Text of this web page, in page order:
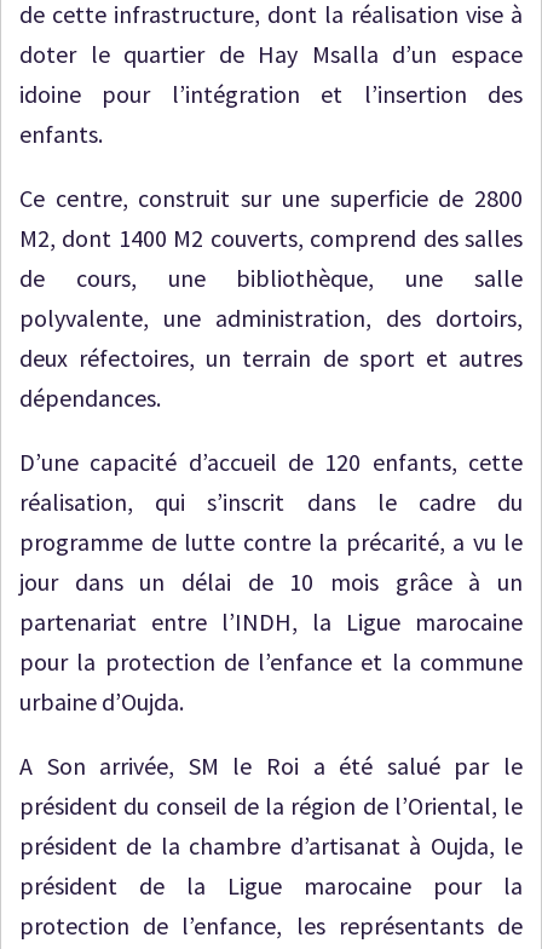
de cette infrastructure, dont la réalisation vise à
doter le quartier de Hay Msalla d’un espace
idoine pour l’intégration et l’insertion des
enfants.
Ce centre, construit sur une superficie de 2800
M2, dont 1400 M2 couverts, comprend des salles
de cours, une bibliothèque, une salle
polyvalente, une administration, des dortoirs,
deux réfectoires, un terrain de sport et autres
dépendances.
D’une capacité d’accueil de 120 enfants, cette
réalisation, qui s’inscrit dans le cadre du
programme de lutte contre la précarité, a vu le
jour dans un délai de 10 mois grâce à un
partenariat entre l’INDH, la Ligue marocaine
pour la protection de l’enfance et la commune
urbaine d’Oujda.
A Son arrivée, SM le Roi a été salué par le
président du conseil de la région de l’Oriental, le
président de la chambre d’artisanat à Oujda, le
président de la Ligue marocaine pour la
protection de l’enfance, les représentants de